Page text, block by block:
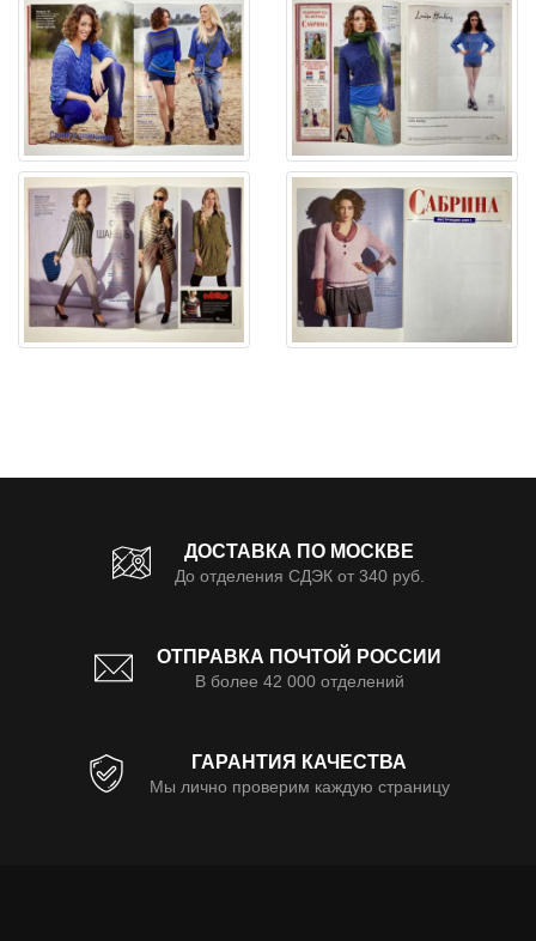
ДОСТАВКА ПО МОСКВЕ
До отделения СДЭК от 340 руб.
ОТПРАВКА ПОЧТОЙ РОССИИ
В более 42 000 отделений
ГАРАНТИЯ КАЧЕСТВА
Мы лично проверим каждую страницу